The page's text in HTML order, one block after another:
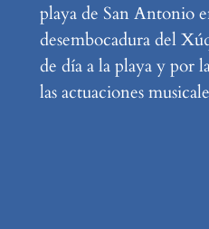
playa de San Antonio
desembocadura del
de día a la playa y por
las actuaciones